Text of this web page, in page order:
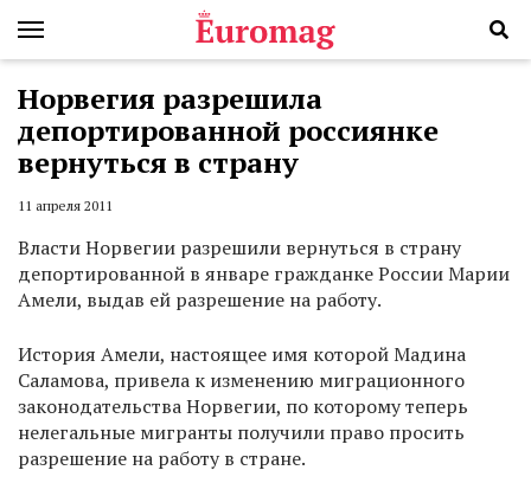
Норвегия разрешила
депортированной россиянке
вернуться в страну
11 апреля 2011
Власти Норвегии разрешили вернуться в страну
депортированной в январе гражданке России Марии
Амели, выдав ей разрешение на работу.
История Амели, настоящее имя которой Мадина
Саламова, привела к изменению миграционного
законодательства Норвегии, по которому теперь
нелегальные мигранты получили право просить
разрешение на работу в стране.